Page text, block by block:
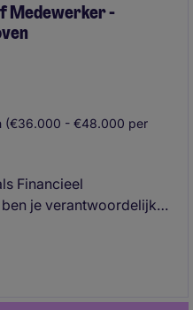
Medewerker -
(€36.000 - €48.000 per
Financieel
je verantwoordelijk
je bij aan een
werkt in een snel